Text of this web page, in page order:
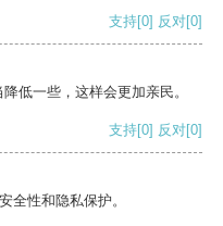
支持[0] 反对[0]
低一些，这样会更加亲民。
支持[0] 反对[0]
全性和隐私保护。